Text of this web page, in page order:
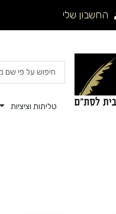
החשבון שלי
Search
...
טליתות וציציות